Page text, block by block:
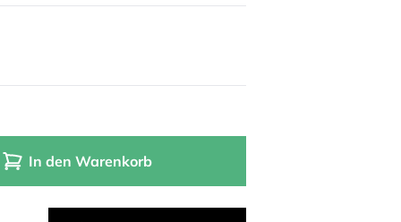
In den Warenkorb